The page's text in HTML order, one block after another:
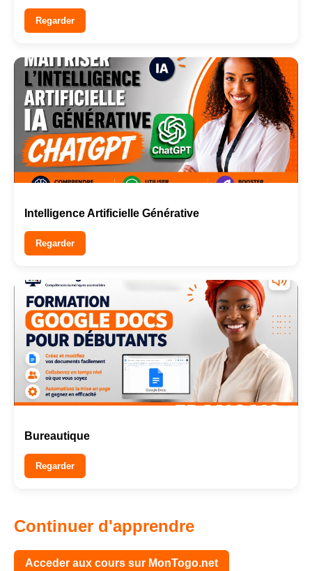
Regarder
Intelligence Artificielle Générative
Regarder
Bureautique
Regarder
Continuer d'apprendre
Acceder aux cours sur MonTogo.net